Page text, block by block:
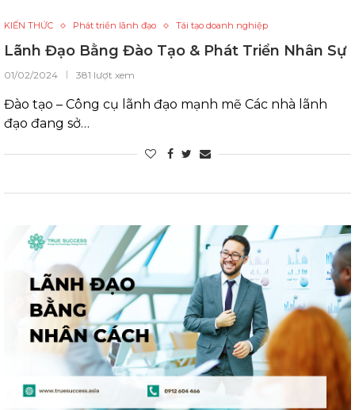
KIẾN THỨC Phát triển lãnh đạo Tái tạo doanh nghiệp
Lãnh Đạo Bằng Đào Tạo & Phát Triển Nhân Sự
01/02/2024 381 lượt xem
Đào tạo – Công cụ lãnh đạo mạnh mẽ Các nhà lãnh
đạo đang sở…